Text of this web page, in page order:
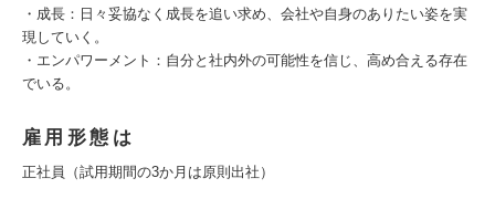
・成長：日々妥協なく成長を追い求め、会社や自身のありたい姿を実
現していく。
・エンパワーメント：自分と社内外の可能性を信じ、高め合える存在
でいる。
雇用形態は
正社員（試用期間の3か月は原則出社）